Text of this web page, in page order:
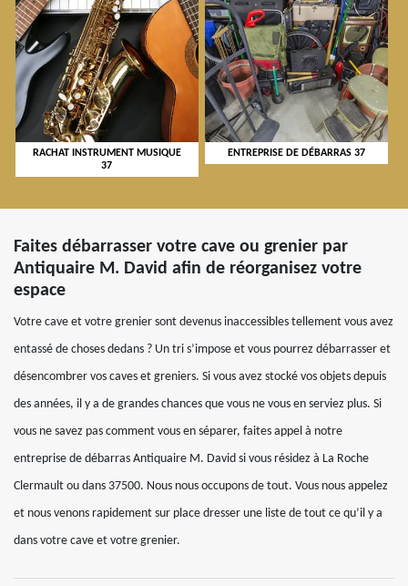
RACHAT INSTRUMENT MUSIQUE
37
ENTREPRISE DE DÉBARRAS 37
Faites débarrasser votre cave ou grenier par
Antiquaire M. David afin de réorganisez votre
espace
Votre cave et votre grenier sont devenus inaccessibles tellement vous avez
entassé de choses dedans ? Un tri s’impose et vous pourrez débarrasser et
désencombrer vos caves et greniers. Si vous avez stocké vos objets depuis
des années, il y a de grandes chances que vous ne vous en serviez plus. Si
vous ne savez pas comment vous en séparer, faites appel à notre
entreprise de débarras Antiquaire M. David si vous résidez à La Roche
Clermault ou dans 37500. Nous nous occupons de tout. Vous nous appelez
et nous venons rapidement sur place dresser une liste de tout ce qu’il y a
dans votre cave et votre grenier.